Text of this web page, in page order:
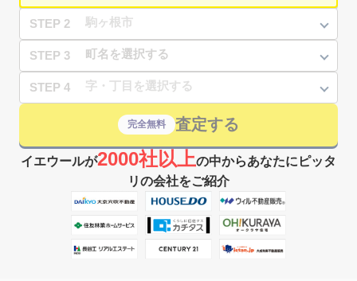
STEP 2
STEP 3
STEP 4
完全無料 査定する
イエウールが2000社以上の中からあなたにピッタ
リの会社をご紹介